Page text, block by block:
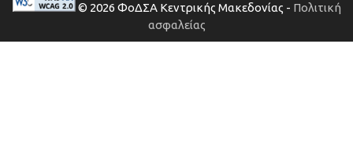
© 2026 ΦοΔΣΑ Κεντρικής Μακεδονίας - Πολιτική
ασφαλείας